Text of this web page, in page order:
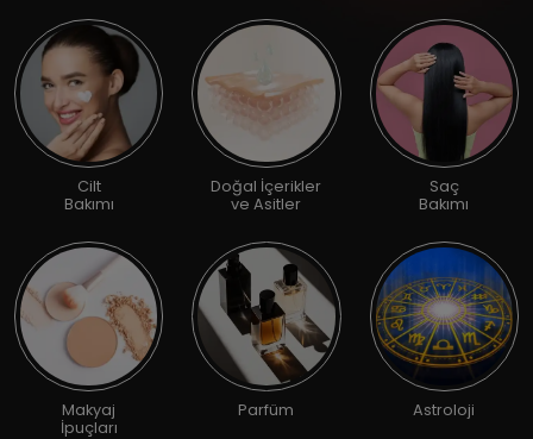
Cilt
Bakımı
Doğal İçerikler
ve Asitler
Saç
Bakımı
Makyaj
İpuçları
Parfüm Astroloji